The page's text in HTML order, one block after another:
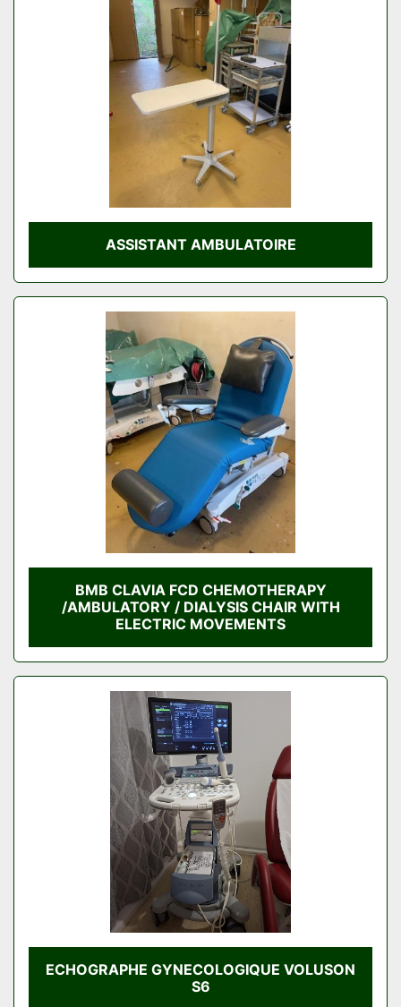
ASSISTANT AMBULATOIRE
BMB CLAVIA FCD CHEMOTHERAPY
/AMBULATORY / DIALYSIS CHAIR WITH
ELECTRIC MOVEMENTS
ECHOGRAPHE GYNECOLOGIQUE VOLUSON
S6